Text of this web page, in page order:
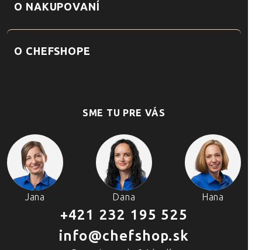
O NAKUPOVANÍ
O CHEFSHOPE
SME TU PRE VÁS
Jana Dana Hana
+421 232 195 525
info@chefshop.sk